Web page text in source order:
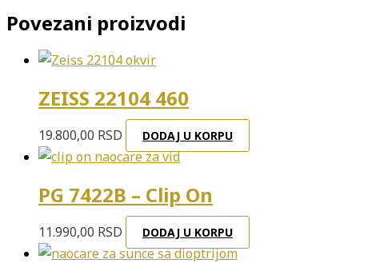
Povezani proizvodi
ZEISS 22104 460
19.800,00 RSD DODAJ U KORPU
PG 7422B – Clip On
11.990,00 RSD DODAJ U KORPU